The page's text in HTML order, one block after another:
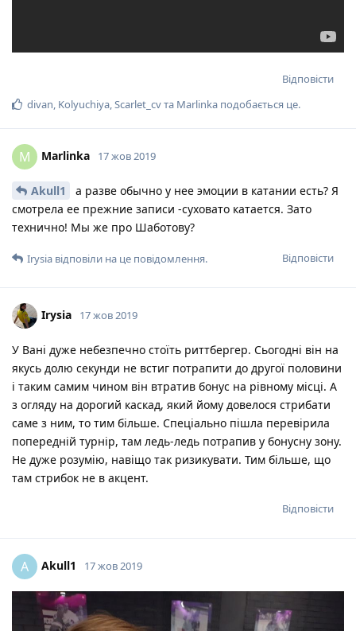
Відповісти
divan, Kolyuchiya,Scarlet_cvта Marlinka подобається це.
M Marlinka 17 жов 2019
Akull1
а разве обычно у нее эмоции в катании есть? Я
смотрела ее прежние записи -суховато катается. Зато
технично! Мы же про Шаботову?
Відповісти
Irysia відповіли на це повідомлення.
Irysia 17 жов 2019
У Вані дуже небезпечно стоїть риттбергер. Сьогодні він на
якусь долю секунди не встиг потрапити до другої половини
і таким самим чином він втратив бонус на рівному місці. А
з огляду на дорогий каскад, який йому довелося стрибати
саме з ним, то тим більше. Спеціально пішла перевірила
попередній турнір, там ледь-ледь потрапив у бонусну зону.
Не дуже розумію, навіщо так ризикувати. Тим більше, що
там стрибок не в акцент.
Відповісти
A Akull1 17 жов 2019